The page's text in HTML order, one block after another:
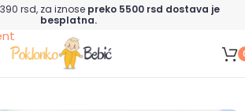
rsd, za iznose preko 5500 rsd dostava je
besplatna.